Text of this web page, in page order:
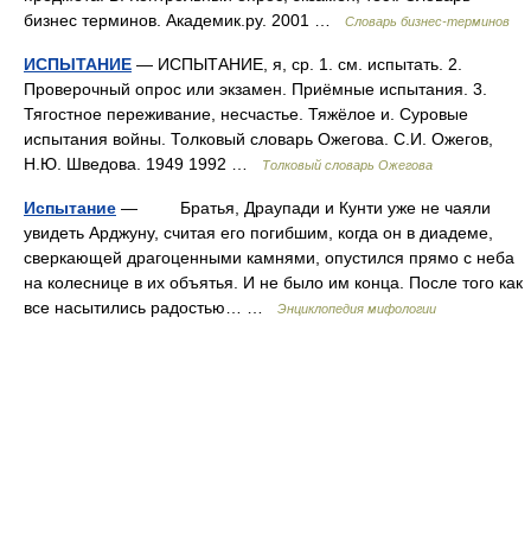
бизнес терминов. Академик.ру. 2001 …
Словарь бизнес-терминов
ИСПЫТАНИЕ — ИСПЫТАНИЕ, я, ср. 1. см. испытать. 2.
Проверочный опрос или экзамен. Приёмные испытания. 3.
Тягостное переживание, несчастье. Тяжёлое и. Суровые
испытания войны. Толковый словарь Ожегова. С.И. Ожегов,
Н.Ю. Шведова. 1949 1992 …
Толковый словарь Ожегова
Испытание — Братья, Драупади и Кунти уже не чаяли
увидеть Арджуну, считая его погибшим, когда он в диадеме,
сверкающей драгоценными камнями, опустился прямо с неба
на колеснице в их объятья. И не было им конца. После того как
все насытились радостью… …
Энциклопедия мифологии